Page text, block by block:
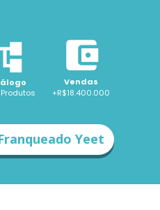
Vendas
+R$18.400.000
Produtos
Yeet